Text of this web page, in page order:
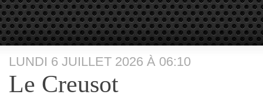
LUNDI 6 JUILLET 2026 À 06:10
Le Creusot